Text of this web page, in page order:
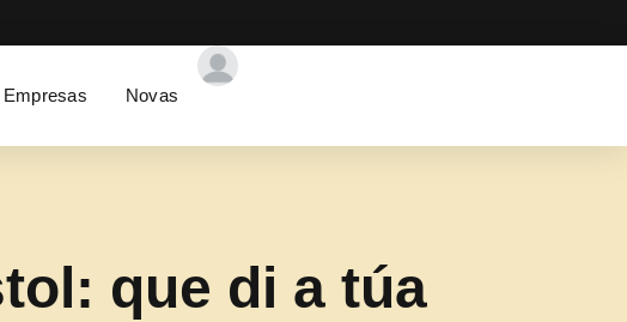
Empresas Novas
que di a túa